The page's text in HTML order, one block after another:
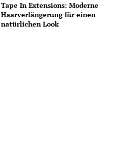
Tape In Extensions: Moderne
Haarverlängerung für einen
natürlichen Look